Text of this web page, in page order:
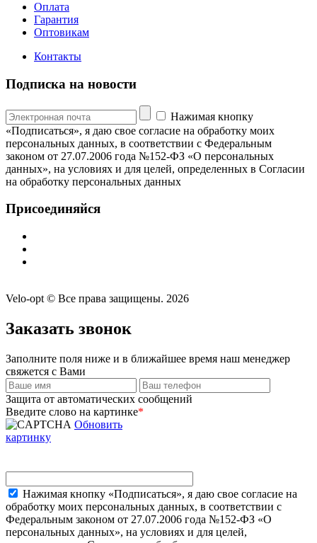
Оплата
Гарантия
Оптовикам
Контакты
Подписка на новости
Нажимая кнопку
«Подписаться», я даю свое согласие на обработку моих
персональных данных, в соответствии с Федеральным
законом от 27.07.2006 года №152-ФЗ «О персональных
данных», на условиях и для целей, определенных в Согласии
на обработку персональных данных
Присоединяйся
Velo-opt © Все права защищены. 2026
Заказать звонок
Заполните поля ниже и в ближайшее время наш менеджер
свяжется с Вами
Защита от автоматических сообщений
Введите слово на картинке*
Обновить
картинку
Нажимая кнопку «Подписаться», я даю свое согласие на
обработку моих персональных данных, в соответствии с
Федеральным законом от 27.07.2006 года №152-ФЗ «О
персональных данных», на условиях и для целей,